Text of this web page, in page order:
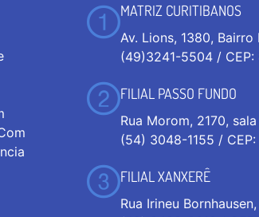
MATRIZ CURITIBANOS
Av. Lions, 1380,
(49)3241-5504 /
FILIAL PASSO FUNDO
Rua Morom, 2170,
(54) 3048-1155 /
FILIAL XANXERÊ
Rua Irineu